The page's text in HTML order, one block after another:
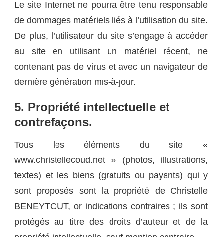
Le site Internet ne pourra être tenu responsable
de dommages matériels liés à l’utilisation du site.
De plus, l’utilisateur du site s’engage à accéder
au site en utilisant un matériel récent, ne
contenant pas de virus et avec un navigateur de
dernière génération mis-à-jour.
5. Propriété intellectuelle et
contrefaçons.
Tous les éléments du site «
www.christellecoud.net » (photos, illustrations,
textes) et les biens (gratuits ou payants) qui y
sont proposés sont la propriété de Christelle
BENEYTOUT, or indications contraires ; ils sont
protégés au titre des droits d’auteur et de la